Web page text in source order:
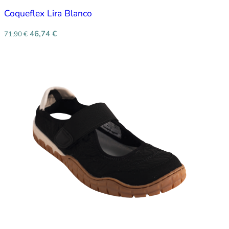
Coqueflex Lira Blanco
71,90€ 46,74 €